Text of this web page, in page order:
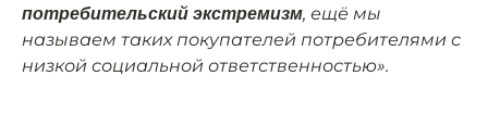
потребительский экстремизм, ещё мы
называем таких покупателей потребителями с
низкой социальной ответственностью».